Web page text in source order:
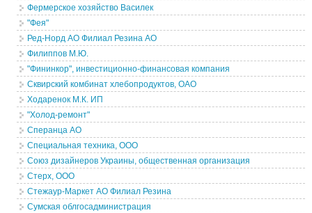
Фермерское хозяйство Василек
"Фея"
Ред-Норд АО Филиал Резина АО
Филиппов М.Ю.
"Фининкор", инвестиционно-финансовая компания
Сквирский комбинат хлебопродуктов, ОАО
Ходаренок М.К. ИП
"Холод-ремонт"
Сперанца АО
Специальная техника, ООО
Союз дизайнеров Украины, общественная организация
Стерх, ООО
Стежаур-Маркет АО Филиал Резина
Сумская облгосадминистрация